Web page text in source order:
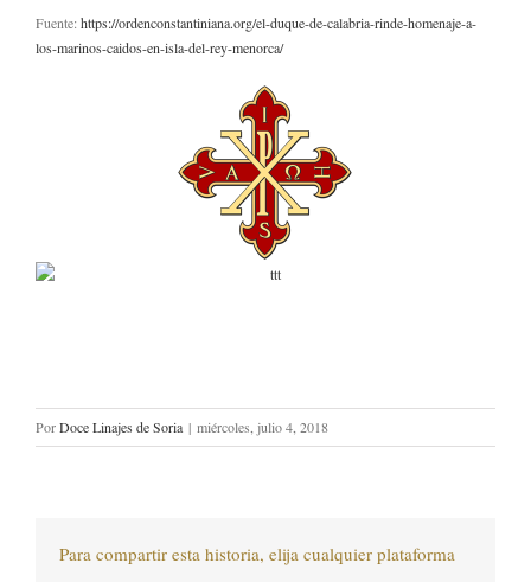
Fuente: https://ordenconstantiniana.org/el-duque-de-calabria-rinde-homenaje-a-
los-marinos-caidos-en-isla-del-rey-menorca/
PorDoce Linajes de Soria | miércoles, julio 4, 2018
Para compartir esta historia, elija cualquier plataforma